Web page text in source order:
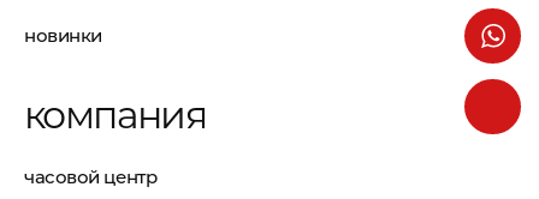
новинки
компания
часовой центр